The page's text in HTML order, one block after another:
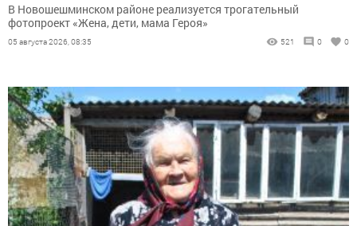
В Новошешминском районе реализуется трогательный
фотопроект «Жена, дети, мама Героя»
05 августа 2026, 08:35 521 0 0